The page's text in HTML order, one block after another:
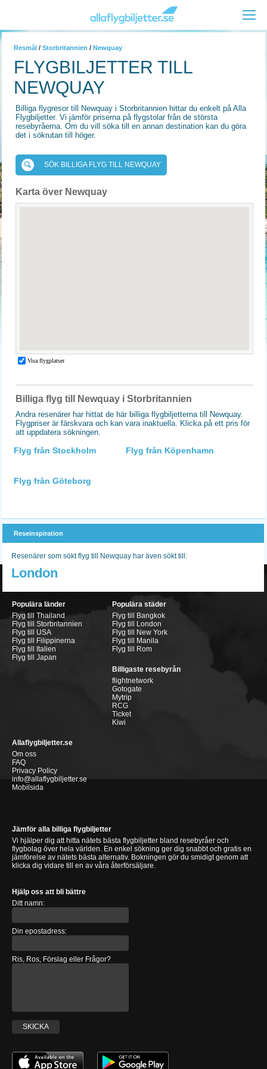
Resmål / Storbritannien / Newquay
FLYGBILJETTER TILL
NEWQUAY
Billiga flygresor till Newquay i Storbritannien hittar du enkelt på Alla
Flygbiljetter. Vi jämför priserna på flygstolar från de största
resebyråerna. Om du vill söka till en annan destination kan du göra
det i sökrutan till höger.
SÖK BILLIGA FLYG TILL NEWQUAY
Karta över Newquay
Billiga flyg till Newquay i Storbritannien
Andra resenärer har hittat de här billiga flygbiljetterna till Newquay.
Flygpriser är färskvara och kan vara inaktuella. Klicka på ett pris för
att uppdatera sökningen.
Flyg från Stockholm Flyg från Köpenhamn
Flyg från Göteborg
Reseinspiration
Resenärer som sökt flyg till Newquay har även sökt till:
London
Populära länder
Flyg till Thailand
Flyg till Storbritannien
Flyg till USA
Flyg till Filippinerna
Flyg till Italien
Flyg till Japan
Populära städer
Flyg till Bangkok
Flyg till London
Flyg till New York
Flyg till Manila
Flyg till Rom
Billigaste resebyrån
flightnetwork
Gotogate
Mytrip
RCG
Ticket
Kiwi
Allaflygbiljetter.se
Om oss
FAQ
Privacy Policy
info@allaflygbiljetter.se
Mobilsida
Jämför alla billiga flygbiljetter
Vi hjälper dig att hitta nätets bästa flygbiljetter bland resebyråer och
flygbolag över hela världen. En enkel sökning ger dig snabbt och gratis en
jämförelse av nätets bästa alternativ. Bokningen gör du smidigt genom att
klicka dig vidare till en av våra återförsäljare.
Hjälp oss att bli bättre
Ditt namn:
Din epostadress:
Ris, Ros, Förslag eller Frågor?
SKICKA